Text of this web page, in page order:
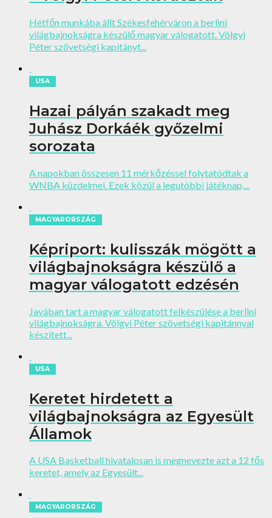
Hétfőn munkába állt Székesfehérváron a berlini
világbajnokságra készülő magyar válogatott. Völgyi
Péter szövetségi kapitányt...
USA
Hazai pályán szakadt meg
Juhász Dorkáék győzelmi
sorozata
A napokban összesen 11 mérkőzéssel folytatódtak a
WNBA küzdelmei. Ezek közül a legutóbbi játéknap,...
MAGYARORSZÁG
Képriport: kulisszák mögött a
világbajnokságra készülő a
magyar válogatott edzésén
Javában tart a magyar válogatott felkészülése a berlini
világbajnokságra. Völgyi Péter szövetségi kapitánnyal
készített...
USA
Keretet hirdetett a
világbajnokságra az Egyesült
Államok
A USA Basketball hivatalosan is megnevezte azt a 12 fős
keretet, amely az Egyesült...
MAGYARORSZÁG